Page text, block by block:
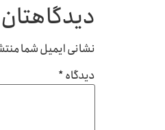
نشانی ایمیل شما
دیدگاه*